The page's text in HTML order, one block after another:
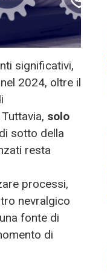
significativi,
2024, oltre il
solo
sotto della
resta
processi,
nevralgico
fonte di
di